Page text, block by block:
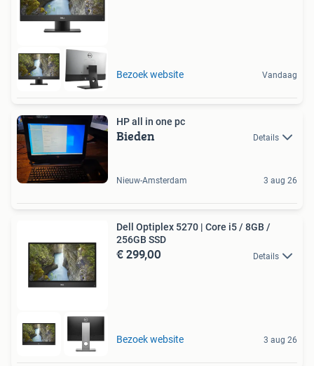
Bezoek website Vandaag
HP all in one pc
Bieden Details
Nieuw-Amsterdam 3 aug 26
Dell Optiplex 5270 | Core i5 / 8GB /
256GB SSD
€ 299,00 Details
Bezoek website 3 aug 26